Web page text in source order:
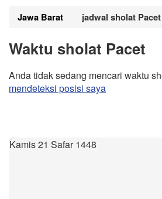
Jawa Barat jadwal sholat Pacet
Waktu sholat Pacet
Anda tidak sedang mencari waktu
mendeteksi posisi saya
Kamis 21 Safar 1448